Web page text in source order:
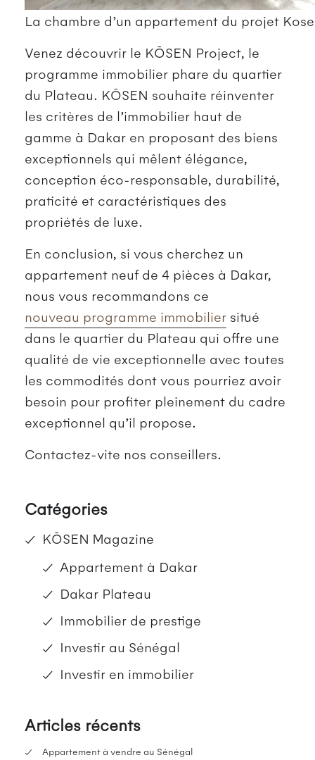
La chambre d’un appartement du projet
Venez découvrir le KŌSEN Project, le
programme immobilier phare du quartier
du Plateau. KŌSEN souhaite réinventer
les critères de l’immobilier haut de
gamme à Dakar en proposant des biens
exceptionnels qui mêlent élégance,
conception éco-responsable, durabilité,
praticité et caractéristiques des
propriétés de luxe.
En conclusion, si vous cherchez un
appartement neuf de 4 pièces à Dakar,
nous vous recommandons ce
nouveau programme immobilier situé
dans le quartier du Plateau qui offre une
qualité de vie exceptionnelle avec toutes
les commodités dont vous pourriez avoir
besoin pour profiter pleinement du cadre
exceptionnel qu’il propose.
Contactez-vite nos conseillers.
Catégories
KŌSEN Magazine
Appartement à Dakar
Dakar Plateau
Immobilier de prestige
Investir au Sénégal
Investir en immobilier
Articles récents
Appartement à vendre au Sénégal